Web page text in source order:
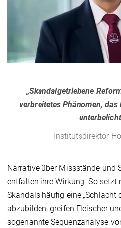
„Skandalgetriebene
verbreitetes Phänomen,
– Institutsdirektor
Narrative über Missstände und
entfalten ihre Wirkung. So setzt
Skandals häufig eine „Schlacht
abzubilden, greifen Fleischer
sogenannte Sequenzanalyse